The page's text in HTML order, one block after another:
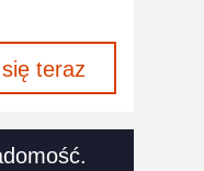
Klubowe
teraz